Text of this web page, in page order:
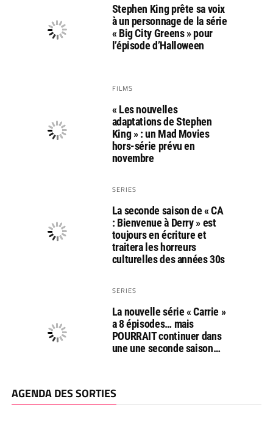
Stephen King prête sa voix
à un personnage de la série
« Big City Greens » pour
l’épisode d’Halloween
FILMS
« Les nouvelles
adaptations de Stephen
King » : un Mad Movies
hors-série prévu en
novembre
SERIES
La seconde saison de « CA
: Bienvenue à Derry » est
toujours en écriture et
traitera les horreurs
culturelles des années 30s
SERIES
La nouvelle série « Carrie »
a 8 épisodes… mais
POURRAIT continuer dans
une une seconde saison…
AGENDA DES SORTIES